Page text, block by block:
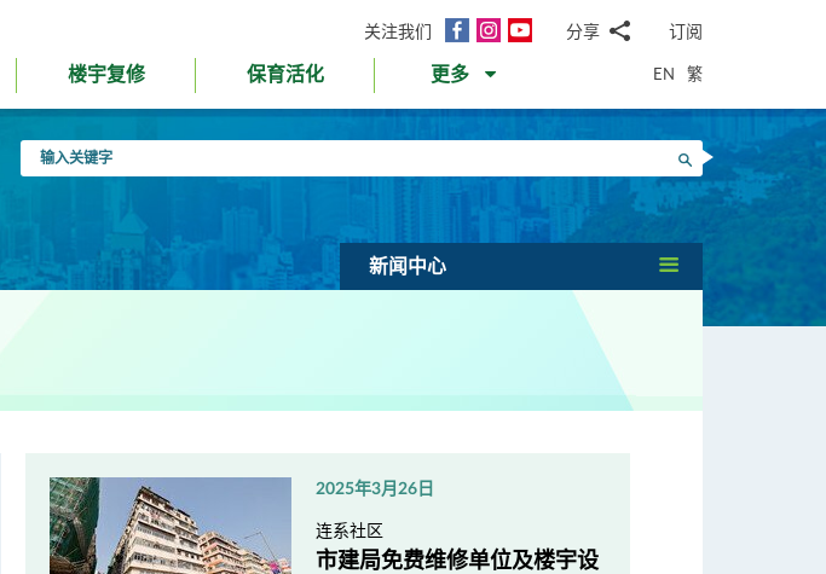
关注我们
面
InstagramYouTube分享
邮WhatsApp
微
信
面
书Twitter
LinkedIn
微
博
订阅
楼宇复修 保育活化 更多 EN 繁
入
字
搜寻
新闻中心
2025年3月26日
连系社区
市建局免费维修单位及楼宇设